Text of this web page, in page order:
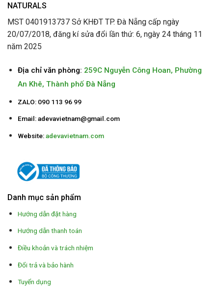
NATURALS
MST 0401913737 Sở KHĐT TP. Đà Nẵng cấp ngày
20/07/2018, đăng kí sửa đổi lần thứ: 6, ngày 24 tháng 11
năm 2025
Địa chỉ văn phòng: 259C Nguyễn Công Hoan, Phường
An Khê, Thành phố Đà Nẵng
ZALO: 090 113 96 99
Email: adevavietnam@gmail.com
Website: adevavietnam.com
Danh mục sản phẩm
Hướng dẫn đặt hàng
Hướng dẫn thanh toán
Điều khoản và trách nhiệm
Đổi trả và bảo hành
Tuyển dụng